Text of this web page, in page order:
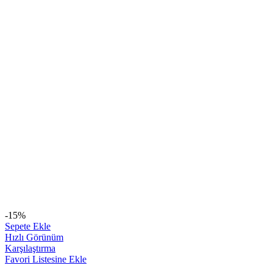
-15%
Sepete Ekle
Hızlı Görünüm
Karşılaştırma
Favori Listesine Ekle